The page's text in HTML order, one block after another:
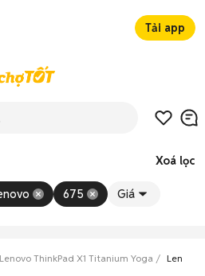
Tải app
Xoá lọc
675 Giá
Lenovo ThinkPad X1 Titanium Yoga Lenovo